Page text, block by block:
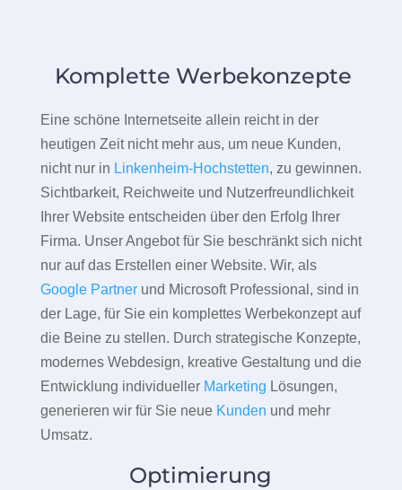
Komplette Werbekonzepte
Eine schöne Internetseite allein reicht in der
heutigen Zeit nicht mehr aus, um neue Kunden,
nicht nur in Linkenheim-Hochstetten, zu gewinnen.
Sichtbarkeit, Reichweite und Nutzerfreundlichkeit
Ihrer Website entscheiden über den Erfolg Ihrer
Firma. Unser Angebot für Sie beschränkt sich nicht
nur auf das Erstellen einer Website. Wir, als
Google Partnerund Microsoft Professional, sind in
der Lage, für Sie ein komplettes Werbekonzept auf
die Beine zu stellen. Durch strategische Konzepte,
modernes Webdesign, kreative Gestaltung und die
Entwicklung individueller Marketing Lösungen,
generieren wir für Sie neue Kunden und mehr
Umsatz.
Optimierung